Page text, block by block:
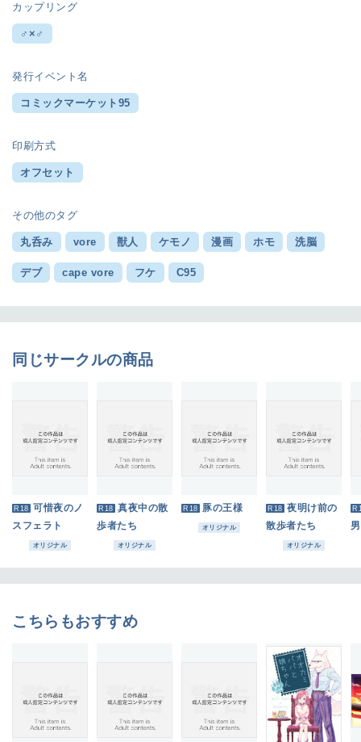
カップリング
♂×♂
発行イベント名
コミックマーケット95
印刷方式
オフセット
その他のタグ
丸呑み vore 獣人 ケモノ 漫画 ホモ 洗脳
デブ cape vore フケ C95
同じサークルの商品
R18 可惜夜のノ
スフェラト
オリジナル
R18 真夜中の散
歩者たち
オリジナル
R18 豚の王様
オリジナル
R18 夜明け前の
散歩者たち
オリジナル
男
こちらもおすすめ